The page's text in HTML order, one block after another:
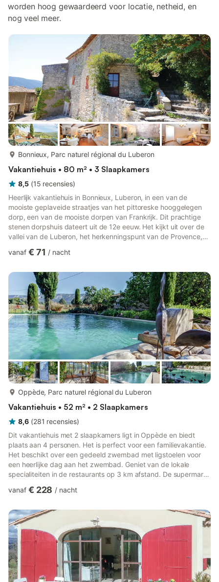
worden hoog gewaardeerd voor locatie, netheid, en
nog veel meer.
Bonnieux, Parc naturel régional du Luberon
Vakantiehuis • 80 m² • 3 Slaapkamers
8,5 (15 recensies)
Heerlijk vakantiehuis in Bonnieux, Luberon, in een van de
mooiste geplaveide straatjes van het pittoreske hooggelegen
dorp, een van de mooiste dorpen van Frankrijk. Dit prachtige
stenen dorpshuis dateert uit de 12e eeuw. Het kijkt uit over de
vallei van de Luberon, het herkenningspunt van de Provence,
liefhebbers van het zuiden en zijn unieke dorpen in de heuvels:
geklasseerde dorpen. In de nabijgelegen stad Apt, 14 km, grote
markt op zaterdag, gewelfde doorgangen, arcades, m...
vanaf € 71 / nacht
Oppède, Parc naturel régional du Luberon
Vakantiehuis • 52 m² • 2 Slaapkamers
8,6 (281 recensies)
Dit vakantiehuis met 2 slaapkamers ligt in Oppède en biedt
plaats aan 4 personen. Het is perfect voor een familievakantie.
Het beschikt over een gedeeld zwembad met ligstoelen voor
een heerlijke dag aan het zwembad. Geniet van de lokale
specialiteiten in de restaurants op 3 km afstand. De supermarkt
afstand. Watersportliefhebbers kunnen hun hart ophalen op 10
privéterras of de gedeelde tuin. Experimenteer met uw
kookkunsten in de moderne keuken, uitgerust met een
koffiezetapparaat, o...
vanaf € 228 / nacht